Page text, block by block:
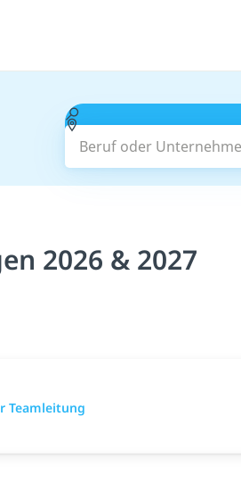
Beruf oder Unternehmen
2026 & 2027
Teamleitung